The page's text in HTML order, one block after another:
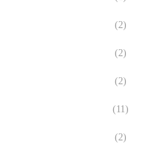
(2)
(2)
(2)
(11)
(2)